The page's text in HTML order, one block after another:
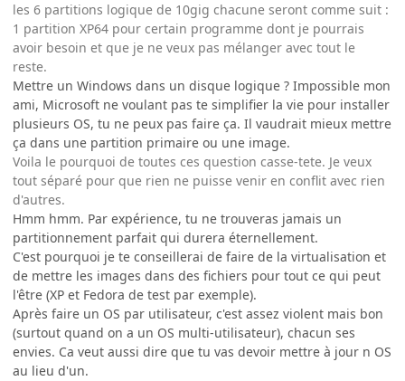
les 6 partitions logique de 10gig chacune seront comme suit :
1 partition XP64 pour certain programme dont je pourrais
avoir besoin et que je ne veux pas mélanger avec tout le
reste.
Mettre un Windows dans un disque logique ? Impossible mon
ami, Microsoft ne voulant pas te simplifier la vie pour installer
plusieurs OS, tu ne peux pas faire ça. Il vaudrait mieux mettre
ça dans une partition primaire ou une image.
Voila le pourquoi de toutes ces question casse-tete. Je veux
tout séparé pour que rien ne puisse venir en conflit avec rien
d'autres.
Hmm hmm. Par expérience, tu ne trouveras jamais un
partitionnement parfait qui durera éternellement.
C'est pourquoi je te conseillerai de faire de la virtualisation et
de mettre les images dans des fichiers pour tout ce qui peut
l'être (XP et Fedora de test par exemple).
Après faire un OS par utilisateur, c'est assez violent mais bon
(surtout quand on a un OS multi-utilisateur), chacun ses
envies. Ca veut aussi dire que tu vas devoir mettre à jour n OS
au lieu d'un.